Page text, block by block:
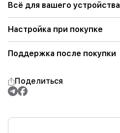
Всё для вашего устройства
Настройка при покупке
Поддержка после покупки
Поделиться